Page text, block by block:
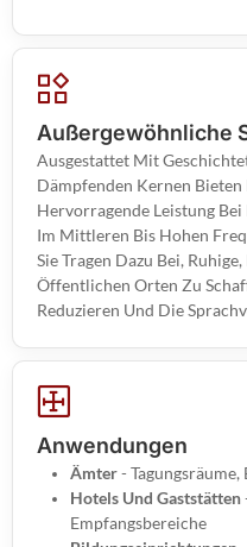
Außergewöhnliche
Ausgestattet Mit
Dämpfenden Kernen Bieten
Hervorragende Leistung
Im Mittleren Bis Hohen
Sie Tragen Dazu Bei,
Öffentlichen Orten Zu
Reduzieren Und Die
Anwendungen
Ämter-
Hotels Und Gaststätten
Empfangsbereiche